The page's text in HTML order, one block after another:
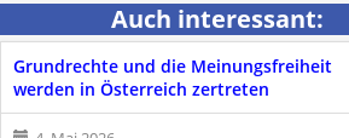
Auch interessant:
Grundrechte und die Meinungsfreiheit
werden in Österreich zertreten